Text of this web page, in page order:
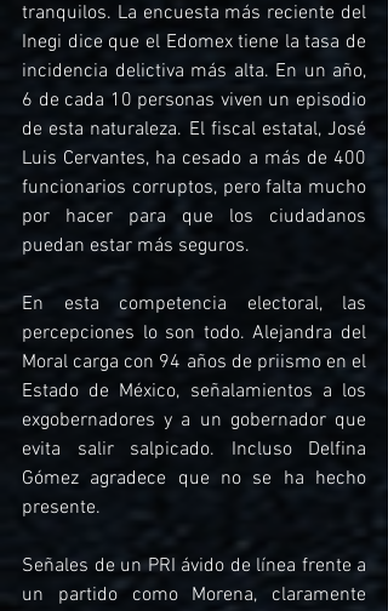
tranquilos. La encuesta más reciente del
Inegi dice que el Edomex tiene la tasa de
incidencia delictiva más alta. En un año,
6 de cada 10 personas viven un episodio
de esta naturaleza. El fiscal estatal, José
Luis Cervantes, ha cesado a más de 400
funcionarios corruptos, pero falta mucho
por hacer para que los ciudadanos
puedan estar más seguros.
En esta competencia electoral, las
percepciones lo son todo. Alejandra del
Moral carga con 94 años de priismo en el
Estado de México, señalamientos a los
exgobernadores y a un gobernador que
evita salir salpicado. Incluso Delfina
Gómez agradece que no se ha hecho
presente.
Señales de un PRI ávido de línea frente a
un partido como Morena, claramente